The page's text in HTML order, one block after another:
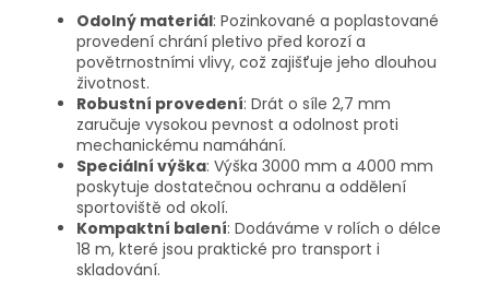
Odolný materiál: Pozinkované a poplastované
provedení chrání pletivo před korozí a
povětrnostními vlivy, což zajišťuje jeho dlouhou
životnost.
Robustní provedení: Drát o síle 2,7 mm
zaručuje vysokou pevnost a odolnost proti
mechanickému namáhání.
Speciální výška: Výška 3000 mm a 4000 mm
poskytuje dostatečnou ochranu a oddělení
sportoviště od okolí.
Kompaktní balení: Dodáváme v rolích o délce
18 m, které jsou praktické pro transport i
skladování.